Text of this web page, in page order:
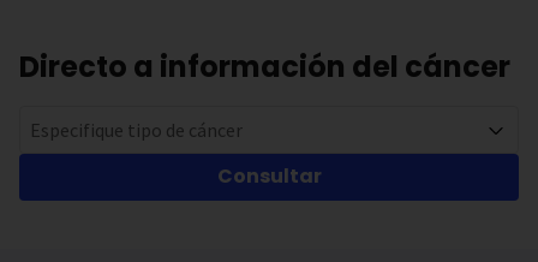
Directo a información del cáncer
Especifique tipo de cáncer
Consultar